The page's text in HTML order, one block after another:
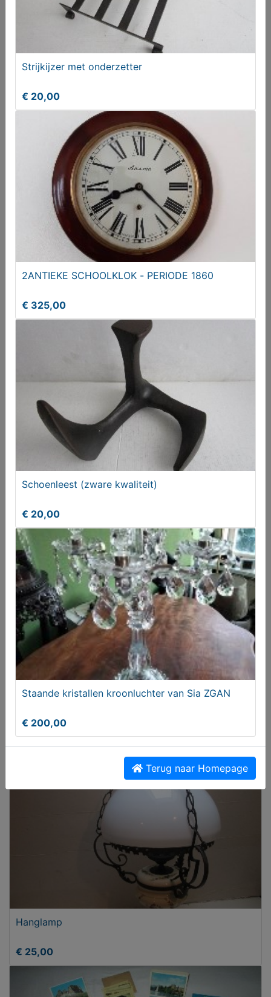
€ 580,00
Hanglamp
€ 25,00
Strijkijzer met onderzetter
€ 20,00
2ANTIEKE SCHOOLKLOK - PERIODE 1860
€ 325,00
Schoenleest (zware kwaliteit)
€ 20,00
Staande kristallen kroonluchter van Sia ZGAN
€ 200,00
Terug naar Homepage